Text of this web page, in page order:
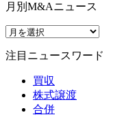
月別M&Aニュース
注目ニュースワード
買収
株式譲渡
合併